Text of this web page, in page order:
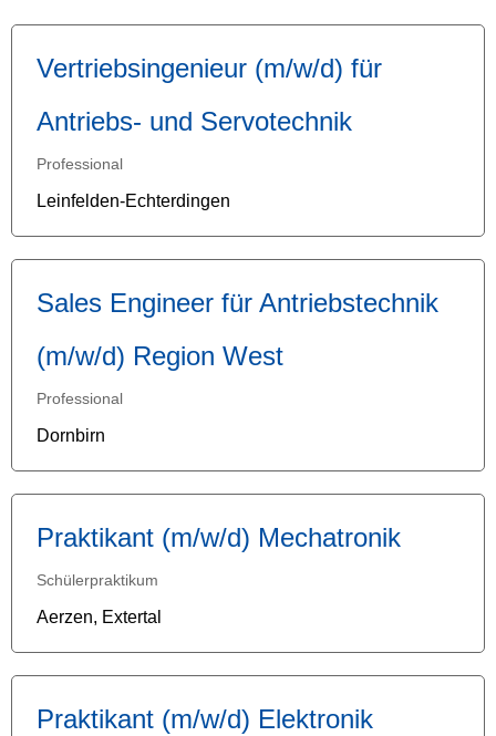
Vertriebsingenieur (m/w/d) für
Antriebs- und Servotechnik
Professional
Leinfelden-Echterdingen
Sales Engineer für Antriebstechnik
(m/w/d) Region West
Professional
Dornbirn
Praktikant (m/w/d) Mechatronik
Schülerpraktikum
Aerzen, Extertal
Praktikant (m/w/d) Elektronik